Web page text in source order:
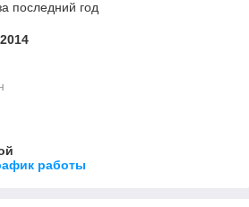
последний год
работы